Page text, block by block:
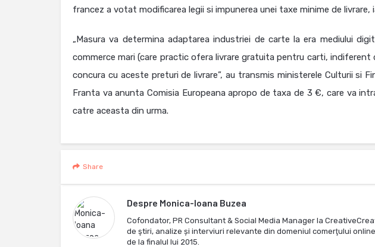
francez a votat modificarea legii si impunerea unei taxe minime de livrare,
„Masura va determina adaptarea industriei de carte la era mediului
commerce mari (care practic ofera livrare gratuita pentru carti, indiferent
concura cu aceste preturi de livrare”, au transmis ministerele Culturii si
Franta va anunta Comisia Europeana apropo de taxa de 3 €, care va
catre aceasta din urma.
Share
Despre Monica-Ioana Buzea
Cofondator, PR Consultant & Social Media Manager la
de ştiri, analize și interviuri relevante din domeniul comerţului
de la finalul lui 2015.